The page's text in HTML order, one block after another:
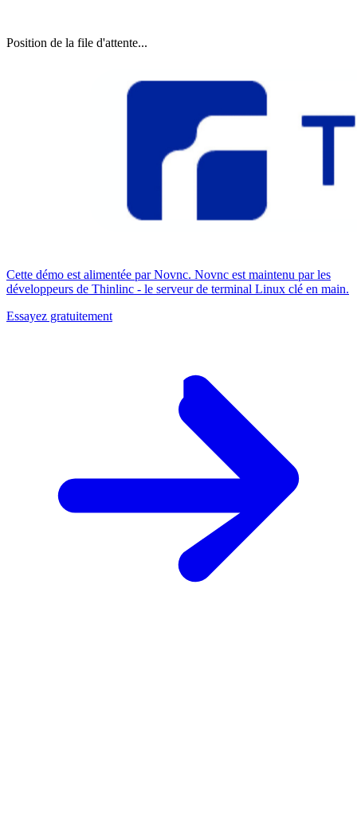
Position de la file d'attente...
Cette démo est alimentée par Novnc. Novnc est maintenu par les
développeurs de Thinlinc - le serveur de terminal Linux clé en main.
Essayez gratuitement